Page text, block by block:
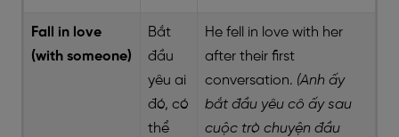
Fall in love
(with someone)
Bắt
đầu
yêu ai
đó, có
thể
He fell in love with her
after their first
conversation. (Anh ấy
bắt đầu yêu cô ấy sau
cuộc trò chuyện đầu